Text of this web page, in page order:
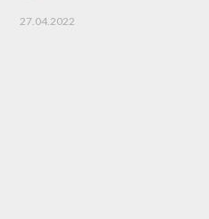
27.04.2022